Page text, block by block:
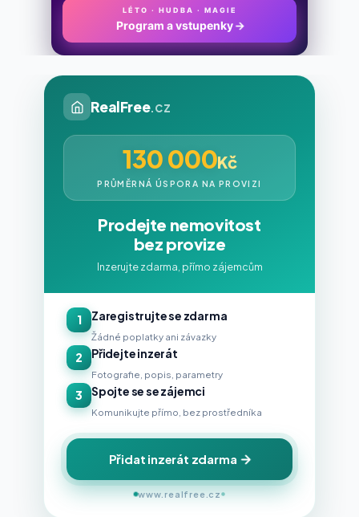
LÉTO · HUDBA · MAGIE
Program a vstupenky →
RealFree.cz
130 000Kč
PRŮMĚRNÁ ÚSPORA NA PROVIZI
Prodejte nemovitost
bez provize
Inzerujte zdarma, přímo zájemcům
1 Zaregistrujte se zdarma
Žádné poplatky ani závazky
2 Přidejte inzerát
Fotografie, popis, parametry
3 Spojte se se zájemci
Komunikujte přímo, bez prostředníka
Přidat inzerát zdarma
www.realfree.cz